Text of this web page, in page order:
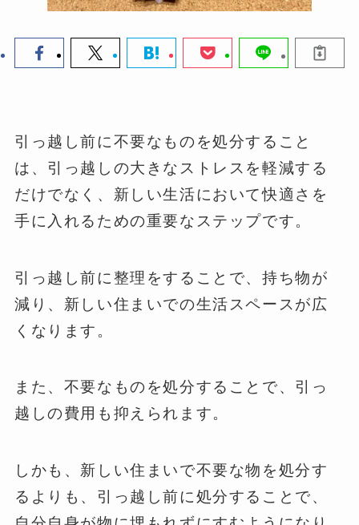
引っ越し前に不要なものを処分すること
は、引っ越しの大きなストレスを軽減する
だけでなく、新しい生活において快適さを
手に入れるための重要なステップです。
引っ越し前に整理をすることで、持ち物が
減り、新しい住まいでの生活スペースが広
くなります。
また、不要なものを処分することで、引っ
越しの費用も抑えられます。
しかも、新しい住まいで不要な物を処分す
るよりも、引っ越し前に処分することで、